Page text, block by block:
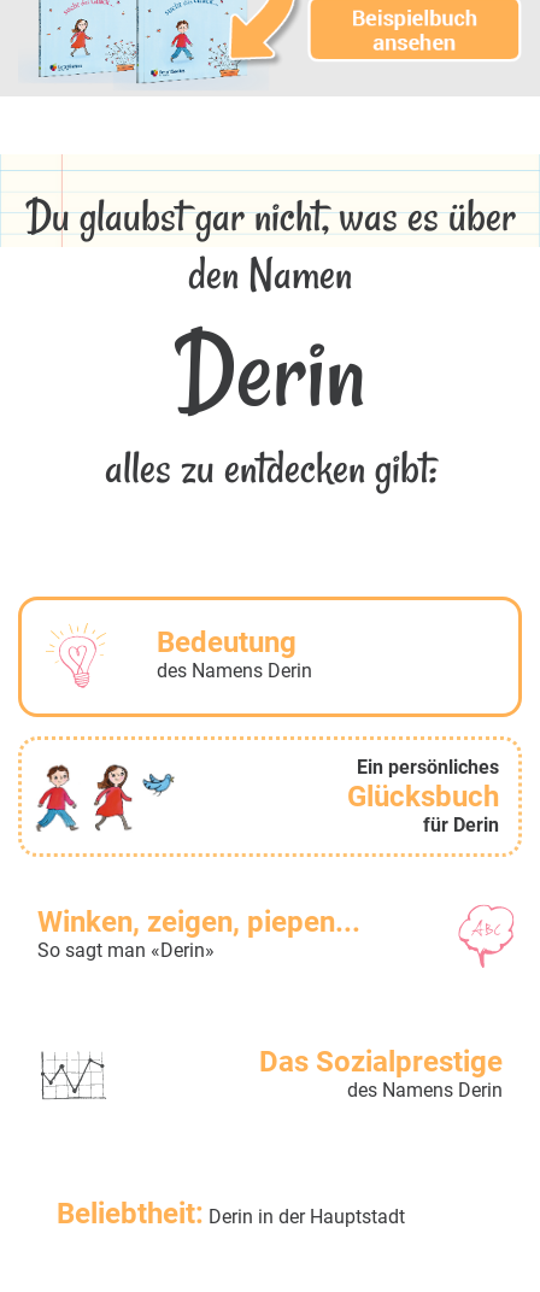
Du glaubst gar nicht, was es über
den Namen
Derin
alles zu entdecken gibt:
Bedeutung
des Namens Derin
Ein persönliches
Glücksbuch
für Derin
Winken, zeigen, piepen...
So sagt man «Derin»
Das Sozialprestige
des Namens Derin
Beliebtheit: Derin in der Hauptstadt